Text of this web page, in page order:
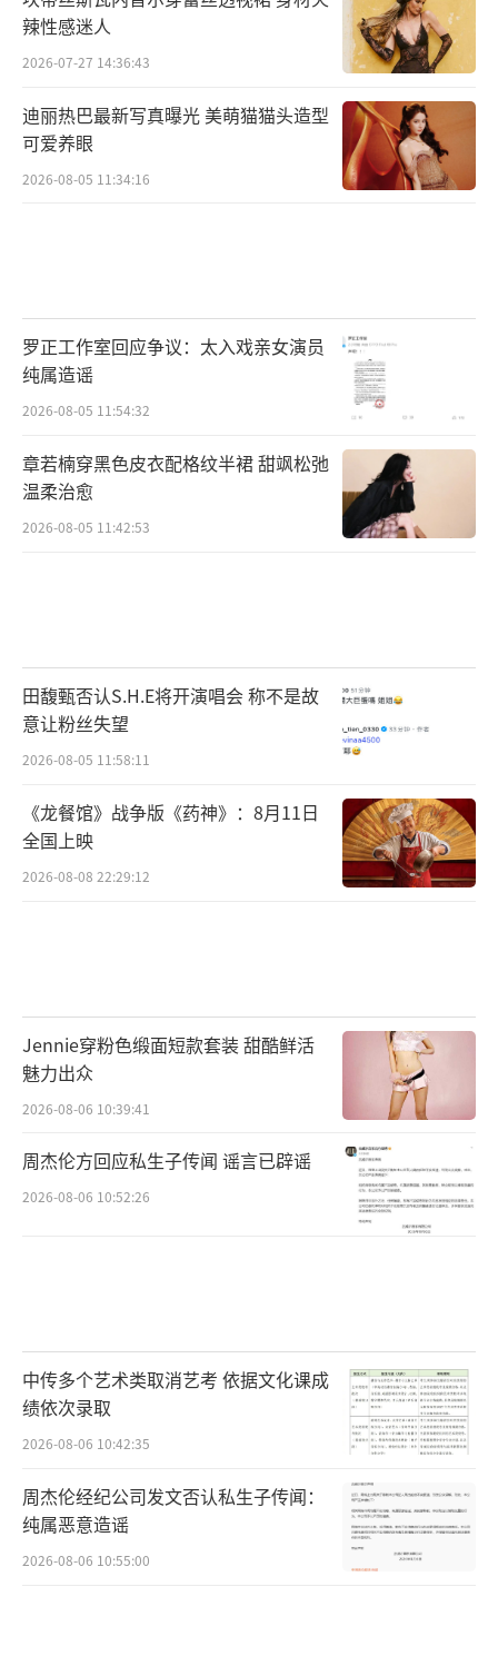
辣性感迷人
2026-07-27 14:36:43
迪丽热巴最新写真曝光 美萌猫猫头造型
可爱养眼
2026-08-05 11:34:16
罗正工作室回应争议：太入戏亲女演员
纯属造谣
2026-08-05 11:54:32
章若楠穿黑色皮衣配格纹半裙 甜飒松弛
温柔治愈
2026-08-05 11:42:53
田馥甄否认S.H.E将开演唱会 称不是故
意让粉丝失望
2026-08-05 11:58:11
《龙餐馆》战争版《药神》：8月11日
全国上映
2026-08-08 22:29:12
Jennie穿粉色缎面短款套装 甜酷鲜活
魅力出众
2026-08-06 10:39:41
周杰伦方回应私生子传闻 谣言已辟谣
2026-08-06 10:52:26
中传多个艺术类取消艺考 依据文化课成
绩依次录取
2026-08-06 10:42:35
周杰伦经纪公司发文否认私生子传闻：
纯属恶意造谣
2026-08-06 10:55:00